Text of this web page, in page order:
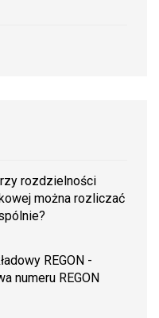
rozdzielności
można rozliczać
REGON -
numeru REGON